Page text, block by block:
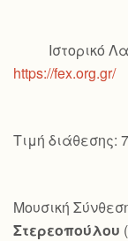
Ιστορικό
https://fex.org.gr/
Τιμή διάθεσης:
Μουσική
Στερεοπούλου